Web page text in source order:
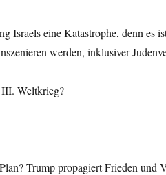
Israels eine Katastrophe, denn es
werden, inklusiver
Weltkrieg?
Trump propagiert Frieden und